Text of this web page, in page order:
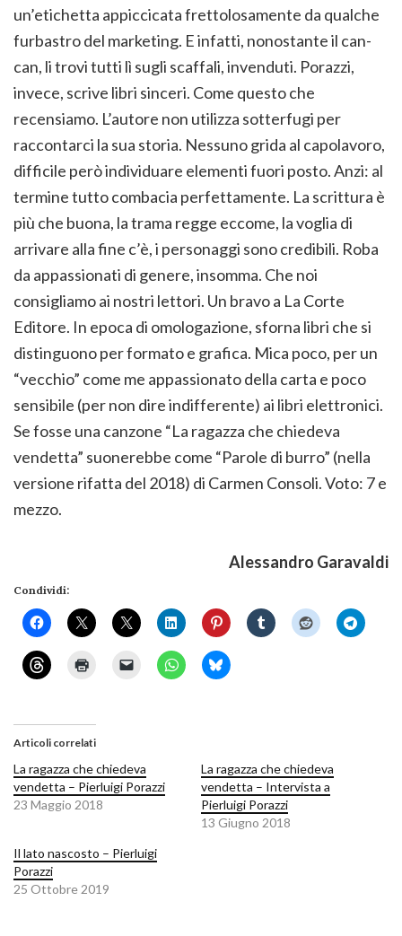
un’etichetta appiccicata frettolosamente da qualche
furbastro del marketing. E infatti, nonostante il can-
can, li trovi tutti lì sugli scaffali, invenduti. Porazzi,
invece, scrive libri sinceri. Come questo che
recensiamo. L’autore non utilizza sotterfugi per
raccontarci la sua storia. Nessuno grida al capolavoro,
difficile però individuare elementi fuori posto. Anzi: al
termine tutto combacia perfettamente. La scrittura è
più che buona, la trama regge eccome, la voglia di
arrivare alla fine c’è, i personaggi sono credibili. Roba
da appassionati di genere, insomma. Che noi
consigliamo ai nostri lettori. Un bravo a La Corte
Editore. In epoca di omologazione, sforna libri che si
distinguono per formato e grafica. Mica poco, per un
“vecchio” come me appassionato della carta e poco
sensibile (per non dire indifferente) ai libri elettronici.
Se fosse una canzone “La ragazza che chiedeva
vendetta” suonerebbe come “Parole di burro” (nella
versione rifatta del 2018) di Carmen Consoli. Voto: 7 e
mezzo.
Alessandro Garavaldi
Condividi:
Articoli correlati
La ragazza che chiedeva
vendetta – Pierluigi Porazzi
23 Maggio 2018
La ragazza che chiedeva
vendetta – Intervista a
Pierluigi Porazzi
13 Giugno 2018
Il lato nascosto – Pierluigi
Porazzi
25 Ottobre 2019